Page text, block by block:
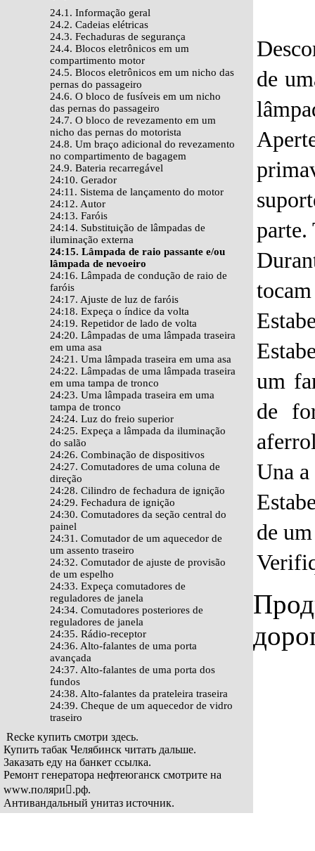
24.1. Informação geral
24.2. Cadeias elétricas
24.3. Fechaduras de segurança
24.4. Blocos eletrônicos em um
compartimento motor
24.5. Blocos eletrônicos em um nicho das
pernas do passageiro
24.6. O bloco de fusíveis em um nicho
das pernas do passageiro
24.7. O bloco de revezamento em um
nicho das pernas do motorista
24.8. Um braço adicional do revezamento
no compartimento de bagagem
24.9. Bateria recarregável
24:10. Gerador
24:11. Sistema de lançamento do motor
24:12. Autor
24:13. Faróis
24:14. Substituição de lâmpadas de
iluminação externa
24:15. Lâmpada de raio passante e/ou
lâmpada de nevoeiro
24:16. Lâmpada de condução de raio de
faróis
24:17. Ajuste de luz de faróis
24:18. Expeça o índice da volta
24:19. Repetidor de lado de volta
24:20. Lâmpadas de uma lâmpada traseira
em uma asa
24:21. Uma lâmpada traseira em uma asa
24:22. Lâmpadas de uma lâmpada traseira
em uma tampa de tronco
24:23. Uma lâmpada traseira em uma
tampa de tronco
24:24. Luz do freio superior
24:25. Expeça a lâmpada da iluminação
do salão
24:26. Combinação de dispositivos
24:27. Comutadores de uma coluna de
direção
24:28. Cilindro de fechadura de ignição
24:29. Fechadura de ignição
24:30. Comutadores da seção central do
painel
24:31. Comutador de um aquecedor de
um assento traseiro
24:32. Comutador de ajuste de provisão
de um espelho
24:33. Expeça comutadores de
reguladores de janela
24:34. Comutadores posteriores de
reguladores de janela
24:35. Rádio-receptor
24:36. Alto-falantes de uma porta
avançada
24:37. Alto-falantes de uma porta dos
fundos
24:38. Alto-falantes da prateleira traseira
24:39. Cheque de um aquecedor de vidro
traseiro
Recke купить смотри здесь.
Купить табак Челябинск читать дальше.
Заказать еду на банкет ссылка.
Ремонт генератора нефтеюганск смотрите на
www.поляри𚦺.рф.
Антивандальный унитаз источник.
de
parte.
um
de
Una
de